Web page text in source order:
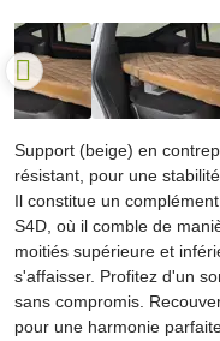
Support (beige) en
résistant, pour une
Il constitue un
S4D, où il comble de
moitiés supérieure et
s'affaisser. Profitez d'un
sans compromis.
pour une harmonie